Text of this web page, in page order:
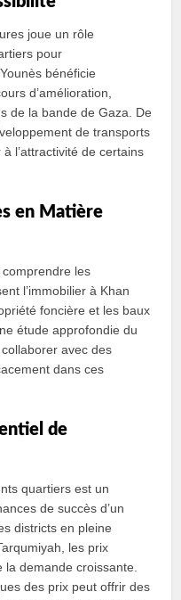
joue un rôle
pour
bénéficie
d’amélioration,
de la bande de Gaza. De
de transports
l’attractivité de certains
en Matière
comprendre les
l’immobilier à Khan
foncière et les baux
étude approfondie du
avec des
dans ces
de
quartiers est un
de succès d’un
districts en pleine
les prix
demande croissante.
des prix peut offrir des